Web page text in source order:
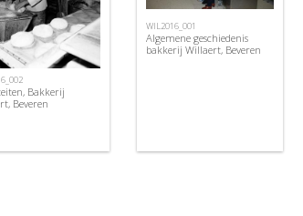
Bakkerij
Beveren
WIL2016_001
Algemene geschiedenis
bakkerij Willaert, Beveren